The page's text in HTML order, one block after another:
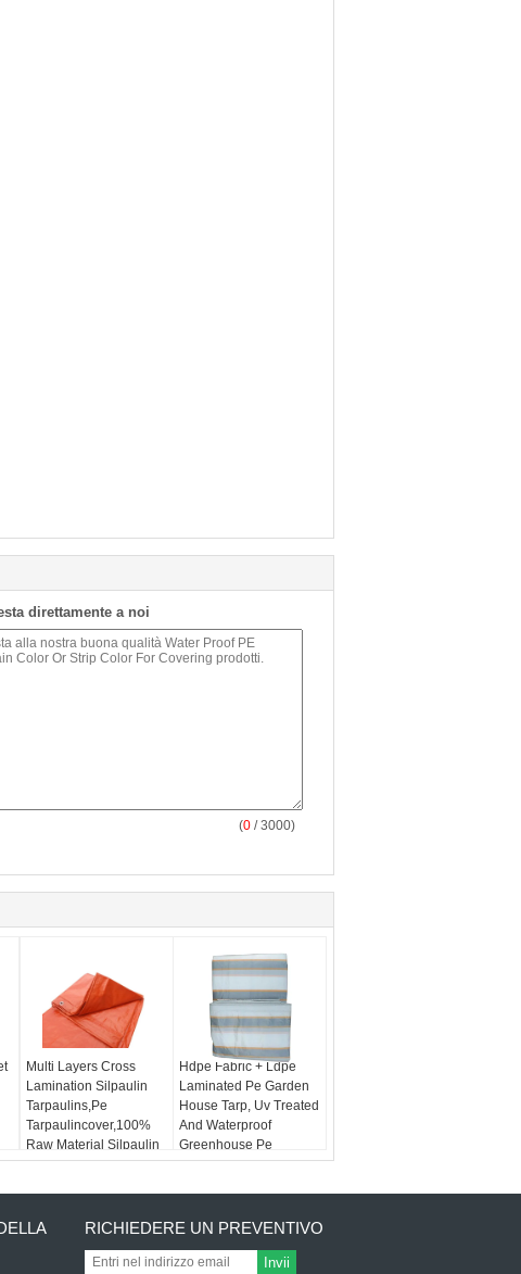
direttamente a noi
(0 / 3000)
Multi Layers Cross
Lamination Silpaulin
Tarpaulins,Pe
Tarpaulincover,100%
Raw Material Silpaulin
Tarpaulin
Hdpe Fabric + Ldpe
Laminated Pe Garden
House Tarp, Uv Treated
And Waterproof
Greenhouse Pe
Tarpaulin
RICHIEDERE UN PREVENTIVO
Invii